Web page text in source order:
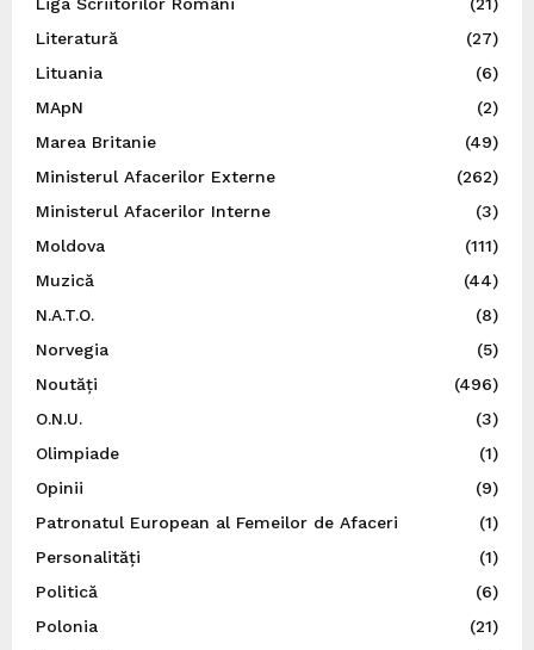
Literatură
(27)
Lituania
(6)
MApN
(2)
Marea Britanie
(49)
Ministerul Afacerilor Externe
(262)
Ministerul Afacerilor Interne
(3)
Moldova
(111)
Muzică
(44)
N.A.T.O.
(8)
Norvegia
(5)
Noutăți
(496)
O.N.U.
(3)
Olimpiade
(1)
Opinii
(9)
Patronatul European al Femeilor de Afaceri
(1)
Personalități
(1)
Politică
(6)
Polonia
(21)